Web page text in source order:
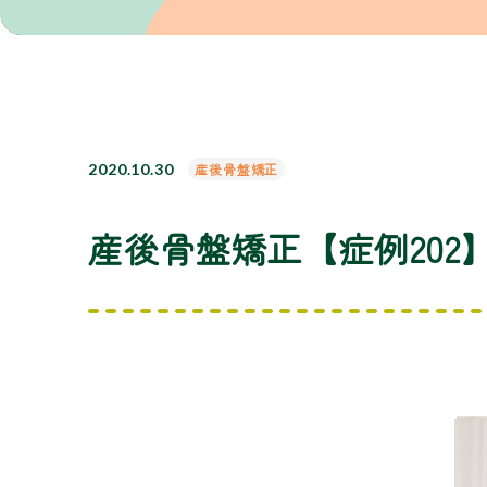
2020.10.30 産後骨盤矯正
産後骨盤矯正【症例202